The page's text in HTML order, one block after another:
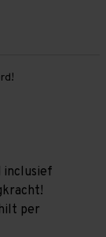
inclusief
per